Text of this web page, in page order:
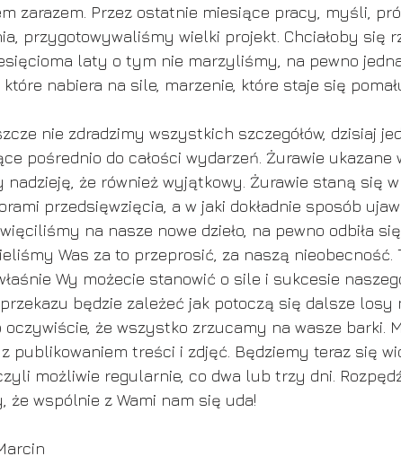
zarazem. Przez ostatnie miesiące pracy, myśli,
przygotowywaliśmy wielki projekt. Chciałoby się
laty o tym nie marzyliśmy, na pewno
które nabiera na sile, marzenie, które staje się
nie zdradzimy wszystkich szczegółów, dzisiaj
pośrednio do całości wydarzeń. Żurawie
nadzieję, że również wyjątkowy. Żurawie staną się
przedsięwzięcia, a w jaki dokładnie sposób
na nasze nowe dzieło, na pewno odbiła
Was za to przeprosić, za naszą nieobecność.
Wy możecie stanowić o sile i sukcesie
będzie zależeć jak potoczą się dalsze losy
oczywiście, że wszystko zrzucamy na wasze barki.
publikowaniem treści i zdjęć. Będziemy teraz się
możliwie regularnie, co dwa lub trzy dni.
że wspólnie z Wami nam się uda!